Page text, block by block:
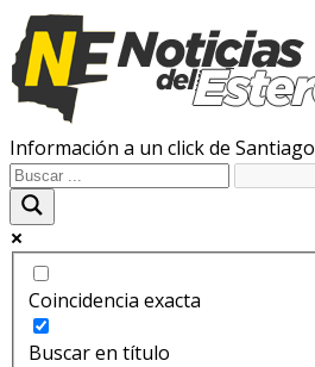
Información a un click de Santiago
Coincidencia exacta
Buscar en título